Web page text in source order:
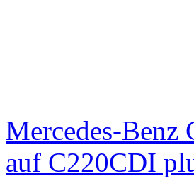
Mercedes-
auf C220CDI